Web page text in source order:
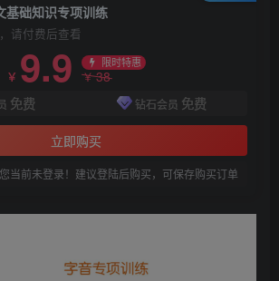
基础知识专项训练
请付费后查看
￥ 9.9 限时特惠
￥38
免费 钻石会员 免费
立即购买
您当前未登录！建议登陆后购买，可保存购买订单